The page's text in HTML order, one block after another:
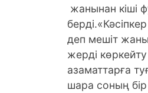
жанынан кіші
деп мешіт
жерді
азаматтарға
шара соның